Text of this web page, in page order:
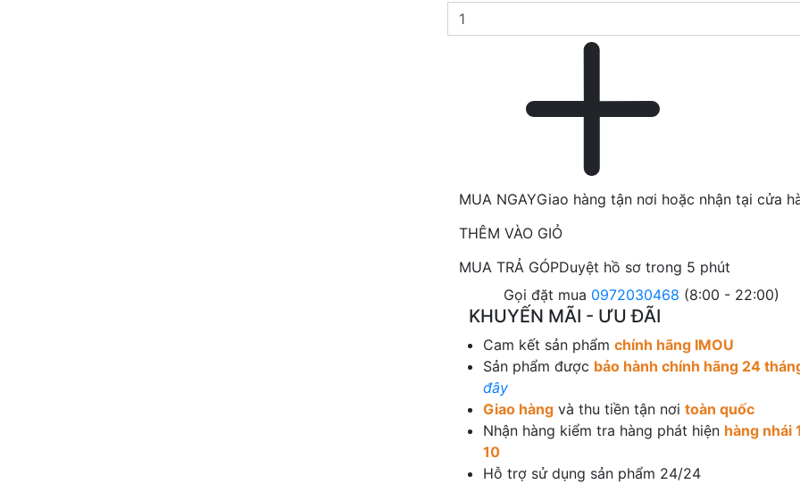
MUA NGAYGiao hàng tận nơi hoặc nhận tại cửa
THÊM VÀO GIỎ
MUA TRẢ GÓPDuyệt hồ sơ trong 5 phút
Gọi đặt mua 0972030468 (8:00 - 22:00)
KHUYẾN MÃI - ƯU ĐÃI
Cam kết sản phẩmchính hãng IMOU
Sản phẩm được bảo hành chính hãng 24
đây
Giao hàng và thu tiền tận nơitoàn quốc
Nhận hàng kiểm tra hàng phát hiện hàng nhái
10
Hỗ trợ sử dụng sản phẩm 24/24